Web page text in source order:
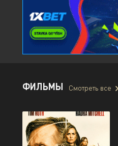
ФИЛЬМЫ Смотреть все